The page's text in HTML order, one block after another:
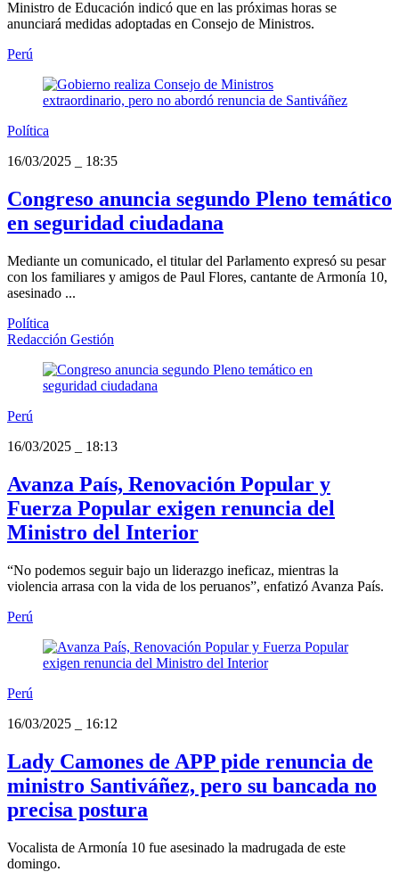
Ministro de Educación indicó que en las próximas horas se
anunciará medidas adoptadas en Consejo de Ministros.
Perú
Política
16/03/2025
18:35
Congreso anuncia segundo Pleno temático
en seguridad ciudadana
Mediante un comunicado, el titular del Parlamento expresó su pesar
con los familiares y amigos de Paul Flores, cantante de Armonía 10,
asesinado ...
Política
Redacción Gestión
Perú
16/03/2025
18:13
Avanza País, Renovación Popular y
Fuerza Popular exigen renuncia del
Ministro del Interior
“No podemos seguir bajo un liderazgo ineficaz, mientras la
violencia arrasa con la vida de los peruanos”, enfatizó Avanza País.
Perú
Perú
16/03/2025
16:12
Lady Camones de APP pide renuncia de
ministro Santiváñez, pero su bancada no
precisa postura
Vocalista de Armonía 10 fue asesinado la madrugada de este
domingo.